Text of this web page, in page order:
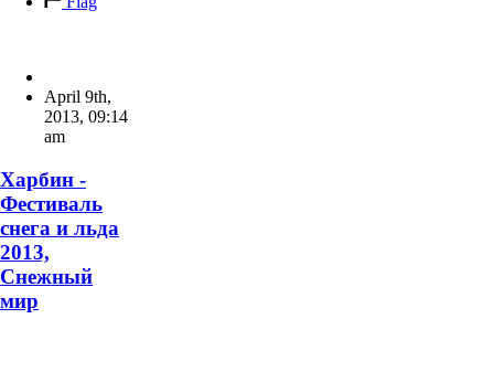
April 9th,
2013, 09:14
am
Харбин -
Фестиваль
снега и льда
2013,
Снежный
мир